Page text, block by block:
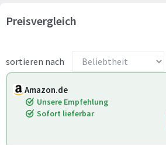
Preisvergleich
sortieren nach
Amazon.de
Unsere Empfehlung
Sofort lieferbar